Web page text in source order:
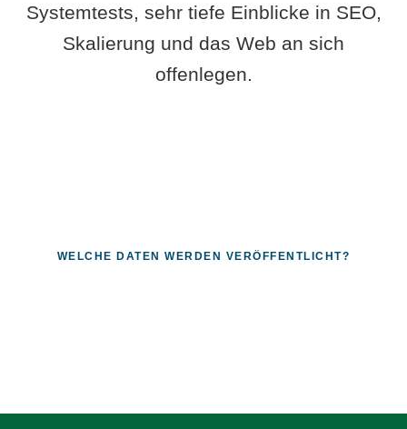
Systemtests, sehr tiefe Einblicke in SEO,
Skalierung und das Web an sich
offenlegen.
WELCHE DATEN WERDEN VERÖFFENTLICHT?